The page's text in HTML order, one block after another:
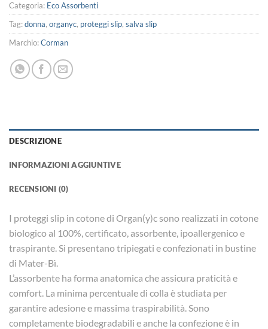
Categoria: Eco Assorbenti
Tag:donna, organyc, proteggi slip, salva slip
Marchio:Corman
DESCRIZIONE
INFORMAZIONI AGGIUNTIVE
RECENSIONI (0)
I proteggi slip in cotone di Organ(y)c sono realizzati in cotone
biologico al 100%, certificato, assorbente, ipoallergenico e
traspirante. Si presentano tripiegati e confezionati in bustine
di Mater-Bì.
L’assorbente ha forma anatomica che assicura praticità e
comfort. La minima percentuale di colla è studiata per
garantire adesione e massima traspirabilità. Sono
completamente biodegradabili e anche la confezione è in